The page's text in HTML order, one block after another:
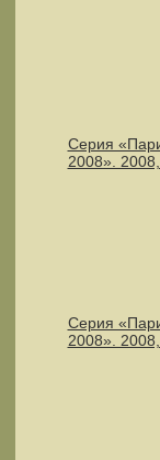
Серия
2008».
Серия
2008».